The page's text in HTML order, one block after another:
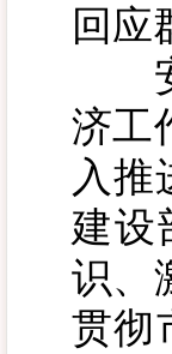
回应
安
济工
入推
建设
识、
贯彻